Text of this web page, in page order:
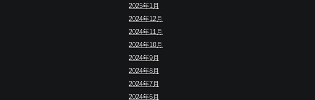
2025年1月
2024年12月
2024年11月
2024年10月
2024年9月
2024年8月
2024年7月
2024年6月